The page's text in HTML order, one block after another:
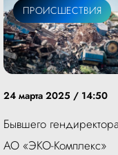
ПРОИСШЕСТВИЯ
24 марта 2025 / 14:50
Бывшего
АО «ЭКО-Комплекс»